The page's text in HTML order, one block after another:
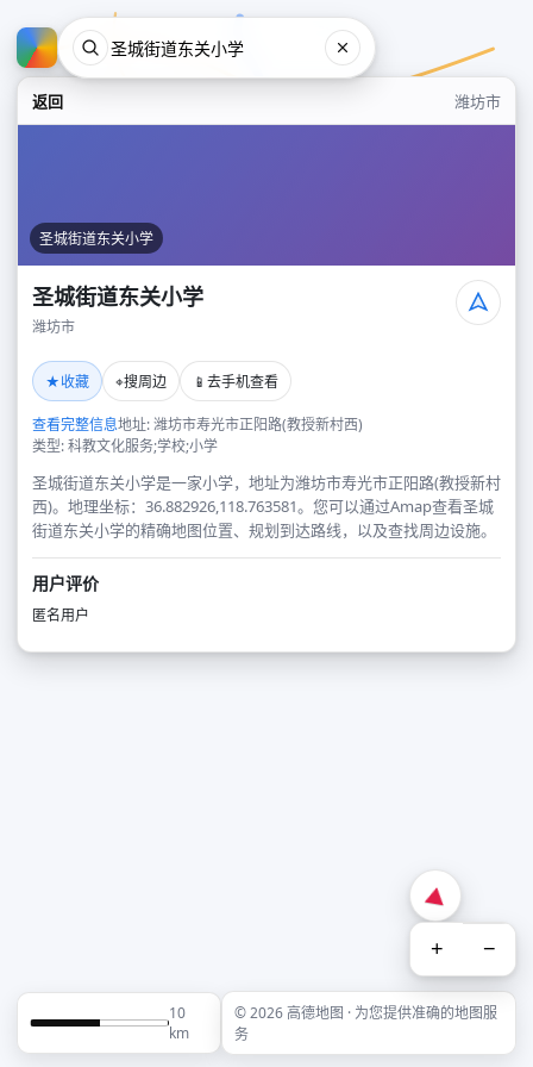
返回 潍坊市
圣城街道东关小学
圣城街道东关小学
潍坊市
★收藏 ⌖搜周边 📱 去手机查看
查看完整信息地址: 潍坊市寿光市正阳路(教授新村西)
类型: 科教文化服务;学校;小学
圣城街道东关小学是一家小学，地址为潍坊市寿光市正阳路(教授新村
西)。地理坐标：36.882926,118.763581。您可以通过Amap查看圣城
街道东关小学的精确地图位置、规划到达路线，以及查找周边设施。
用户评价
匿名用户
+ −
10
km
© 2026 高德地图 · 为您提供准确的地图服
务